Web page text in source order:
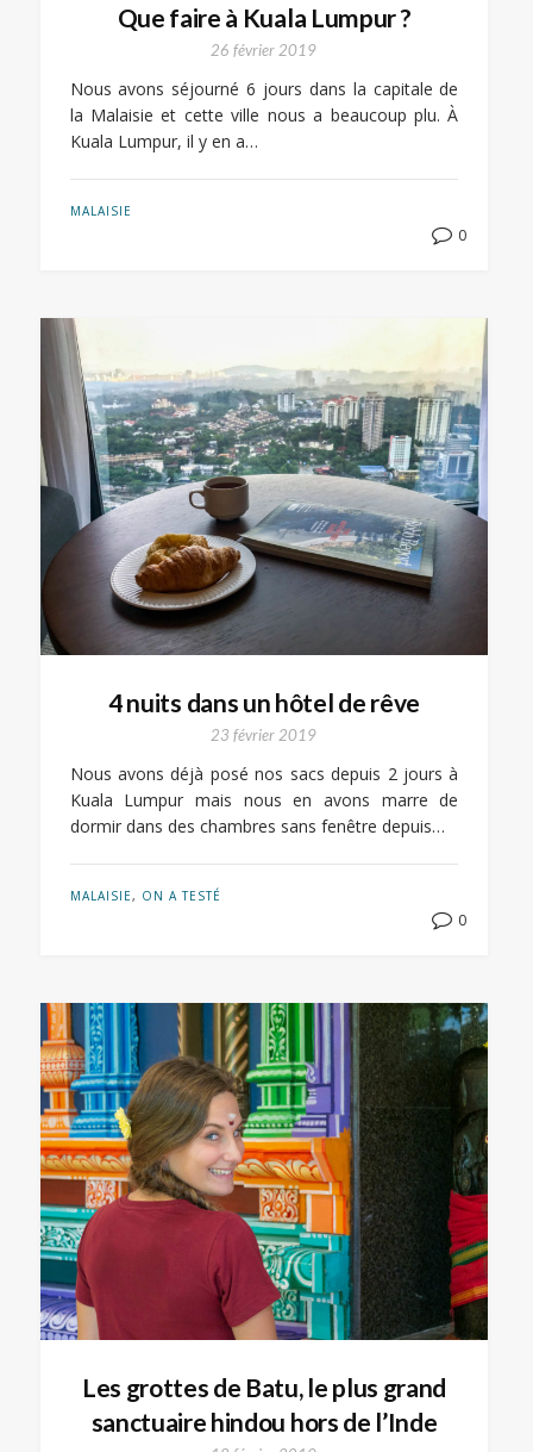
Que faire à Kuala Lumpur ?
26 février 2019
Nous avons séjourné 6 jours dans la capitale de
la Malaisie et cette ville nous a beaucoup plu. À
Kuala Lumpur, il y en a…
MALAISIE
0
4 nuits dans un hôtel de rêve
23 février 2019
Nous avons déjà posé nos sacs depuis 2 jours à
Kuala Lumpur mais nous en avons marre de
dormir dans des chambres sans fenêtre depuis…
MALAISIE, ON A TESTÉ
0
Les grottes de Batu, le plus grand
sanctuaire hindou hors de l’Inde